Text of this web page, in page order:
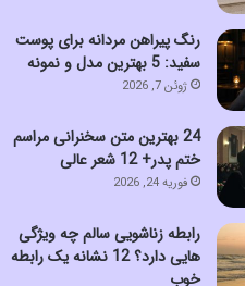
رنگ پیراهن مردانه برای پوست
سفید: 5 بهترین مدل و نمونه
ژوئن 7, 2026
24 بهترین متن سخنرانی مراسم
ختم پدر+ 12 شعر عالی
فوریه 24, 2026
رابطه زناشویی سالم چه ویژگی
هایی دارد؟ 12 نشانه یک رابطه
خوب